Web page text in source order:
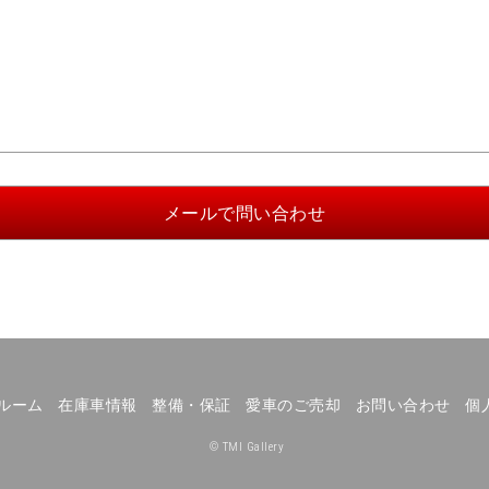
ーム 在庫車情報 整備・保証 愛車のご売却 お問い合わせ 個
© TMI Gallery